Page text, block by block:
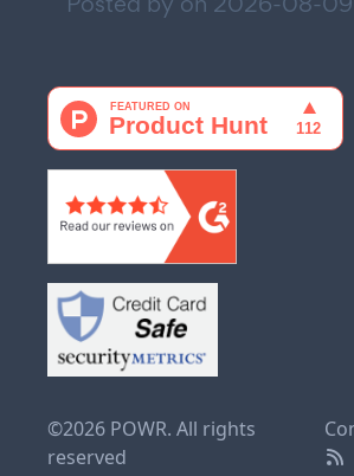
©2026 POWR. All rights
reserved